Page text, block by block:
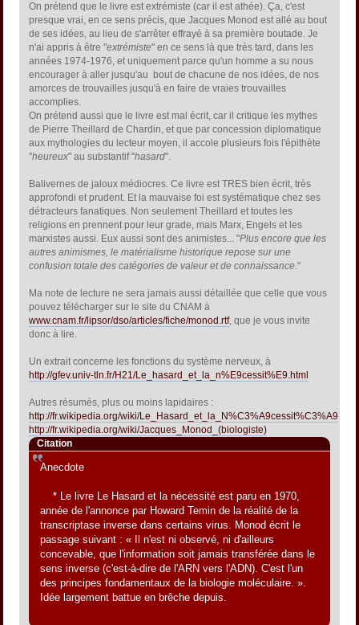
On prétend que le livre est extrémiste (car il est athée). Ça, c'est
presque vrai, en ce sens précis, que Jacques Monod est allé au bout
de ses idées, au lieu de s'arrêter effrayé à sa première boutade. Je
n'ai appris à être "extrémiste" en ce sens là que très tard, dans les
années 1974-1976, et uniquement parce qu'un homme a su nous
encourager à aller jusqu'au bout de chacune de nos idées, de nos
amorces de trouvailles jusqu'à en faire de vraies trouvailles
accomplies.
On prétend aussi que le livre est mal écrit, car il critique les mythes
de Pierre Theillard de Chardin, et que par concession diplomatique
aux mythologies du lecteur moyen, il accole plusieurs fois l'épithète
"heureux" au substantif "hasard".
Balivernes de jaloux médiocres. Ce livre est TRES bien écrit, très
approfondi et prudent. Et la mauvaise foi est systématique chez ses
détracteurs fanatiques. Non seulement Theillard et toutes les
religions en prennent pour leur grade, mais Marx, Engels et les
marxistes aussi. Eux aussi sont des animistes... "Plus encore que les
autres animismes, le matérialisme historique repose sur une
confusion totale des catégories de valeur et de connaissance."
Ma note de lecture ne sera jamais aussi détaillée que celle que vous
pouvez télécharger sur le site du CNAM à
www.cnam.fr/lipsor/dso/articles/fiche/monod.rtf, que je vous invite
donc à lire.
Un extrait concerne les fonctions du système nerveux, à
http://gfev.univ-tln.fr/H21/Le_hasard_et_la_n%E9cessit%E9.html
Autres résumés, plus ou moins lapidaires :
http://fr.wikipedia.org/wiki/Le_Hasard_et_la_N%C3%A9cessit%C3%A9
http://fr.wikipedia.org/wiki/Jacques_Monod_(biologiste)
Citation
Anecdote
* Le livre Le Hasard et la nécessité est paru en 1970,
année de l'annonce par Howard Temin de la réalité de la
transcriptase inverse dans certains virus. Monod écrit le
passage suivant : « Il n'est ni observé, ni d'ailleurs
concevable, que l'information soit jamais transférée dans le
sens inverse (c'est-à-dire de l'ARN vers l'ADN). C'est l'un
des principes fondamentaux de la biologie moléculaire. ».
Idée largement battue en brêche depuis.